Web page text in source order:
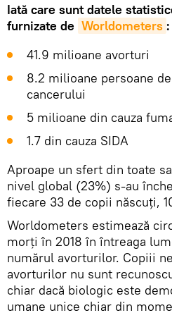
Iată care sunt datele
furnizate de Worldometers :
41.9 milioane avorturi
8.2 milioane persoane
cancerului
5 milioane din cauza
1.7 din cauza SIDA
Aproape un sfert din toate
nivel global (23%) s-au
fiecare 33 de copii născuți,
Worldometers estimează
morți în 2018 în întreaga
numărul avorturilor. Copiii
avorturilor nu sunt
chiar dacă biologic este
umane unice chiar din